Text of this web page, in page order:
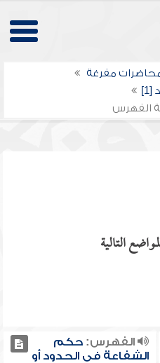
مفرغة
الفهرس
التالية
الفهرس:حكم
الشفاعة في الحدود أو